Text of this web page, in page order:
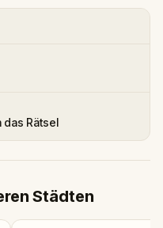
das Rätsel
Städten